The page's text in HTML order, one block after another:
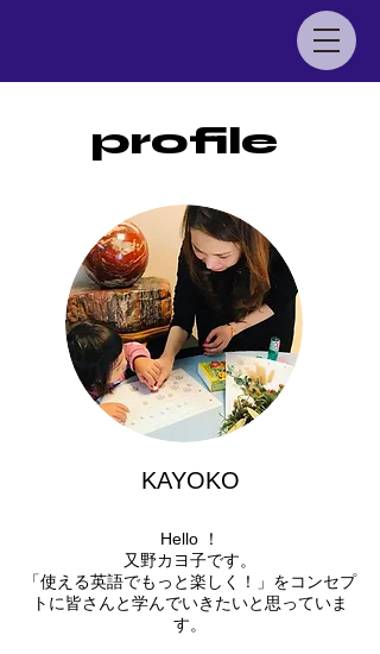
profile
KAYOKO
Hello ！
又野カヨ子です。
「使える英語でもっと楽しく！」をコンセプ
トに皆さんと学んでいきたいと思っていま
す。